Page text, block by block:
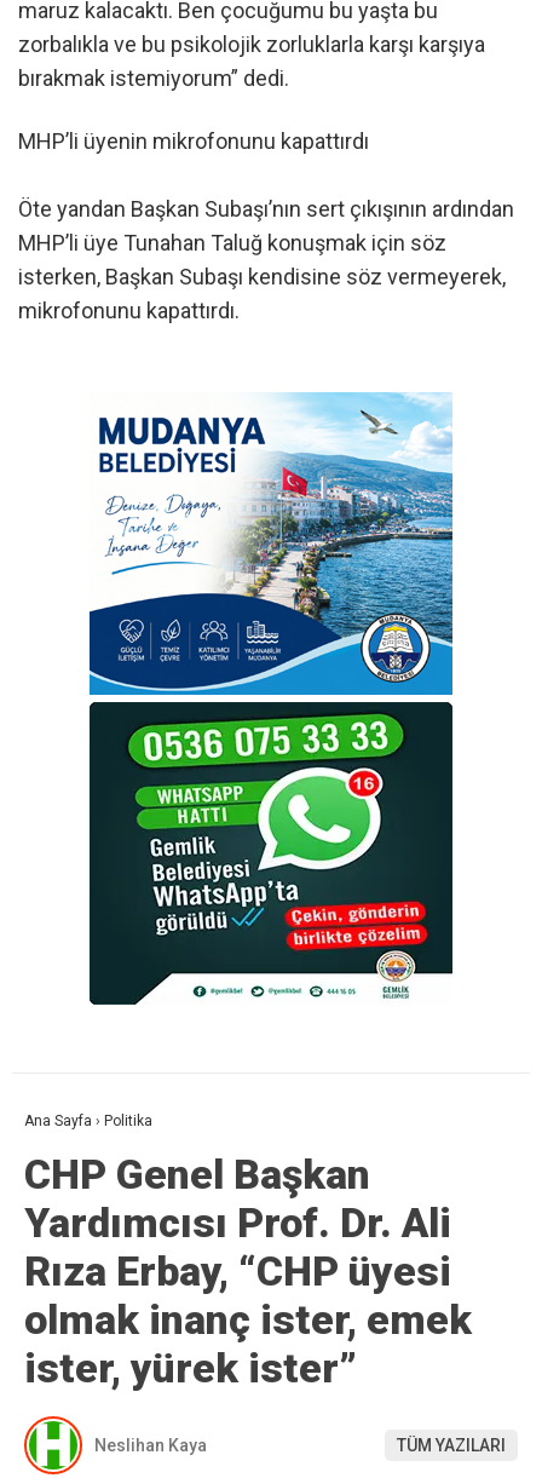
maruz kalacaktı. Ben çocuğumu bu yaşta bu
zorbalıkla ve bu psikolojik zorluklarla karşı karşıya
bırakmak istemiyorum” dedi.
MHP’li üyenin mikrofonunu kapattırdı
Öte yandan Başkan Subaşı’nın sert çıkışının ardından
MHP’li üye Tunahan Taluğ konuşmak için söz
isterken, Başkan Subaşı kendisine söz vermeyerek,
mikrofonunu kapattırdı.
Ana Sayfa › Politika
CHP Genel Başkan
Yardımcısı Prof. Dr. Ali
Rıza Erbay, “CHP üyesi
olmak inanç ister, emek
ister, yürek ister”
Neslihan Kaya TÜM YAZILARI